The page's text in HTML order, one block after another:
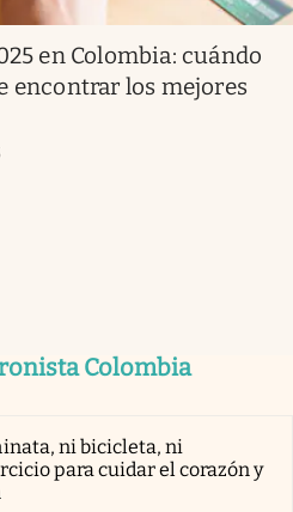
en Colombia: cuándo
encontrar los mejores
Colombia
ni bicicleta, ni
para cuidar el corazón y